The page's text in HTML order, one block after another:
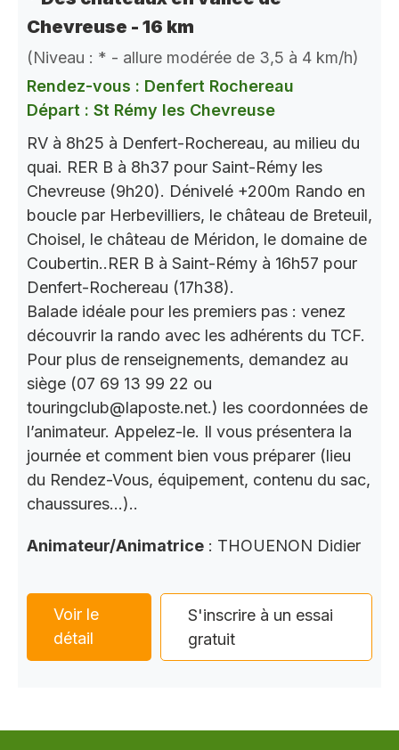
Chevreuse - 16 km
(Niveau : * - allure modérée de 3,5 à 4 km/h)
Rendez-vous : Denfert Rochereau
Départ : St Rémy les Chevreuse
RV à 8h25 à Denfert-Rochereau, au milieu du
quai. RER B à 8h37 pour Saint-Rémy les
Chevreuse (9h20). Dénivelé +200m Rando en
boucle par Herbevilliers, le château de Breteuil,
Choisel, le château de Méridon, le domaine de
Coubertin..RER B à Saint-Rémy à 16h57 pour
Denfert-Rochereau (17h38).
Balade idéale pour les premiers pas : venez
découvrir la rando avec les adhérents du TCF.
Pour plus de renseignements, demandez au
siège (07 69 13 99 22 ou
touringclub@laposte.net.) les coordonnées de
l’animateur. Appelez-le. Il vous présentera la
journée et comment bien vous préparer (lieu
du Rendez-Vous, équipement, contenu du sac,
chaussures…)..
Animateur/Animatrice : THOUENON Didier
Voir le
détail
S'inscrire à un essai
gratuit